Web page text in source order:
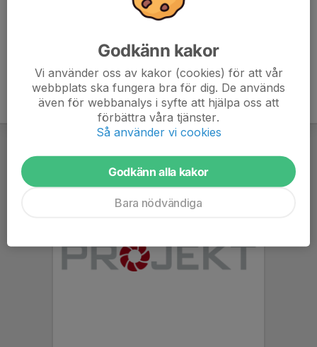
Godkänn kakor
Vi använder oss av kakor (cookies) för att vår
webbplats ska fungera bra för dig. De används
även för webbanalys i syfte att hjälpa oss att
förbättra våra tjänster.
Så använder vi cookies
Godkänn alla kakor
Bara nödvändiga